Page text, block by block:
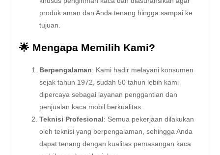
produk aman dan Anda tenang hingga sampai ke
tujuan.
🌟 Mengapa Memilih Kami?
Berpengalaman: Kami hadir melayani konsumen
sejak tahun 1972, sudah 50 tahun lebih kami
dipercaya sebagai layanan penggantian dan
penjualan kaca mobil berkualitas.
Teknisi Profesional : Semua pekerjaan dilakukan
oleh teknisi yang berpengalaman, sehingga Anda
dapat tenang dengan kualitas pemasangan kaca